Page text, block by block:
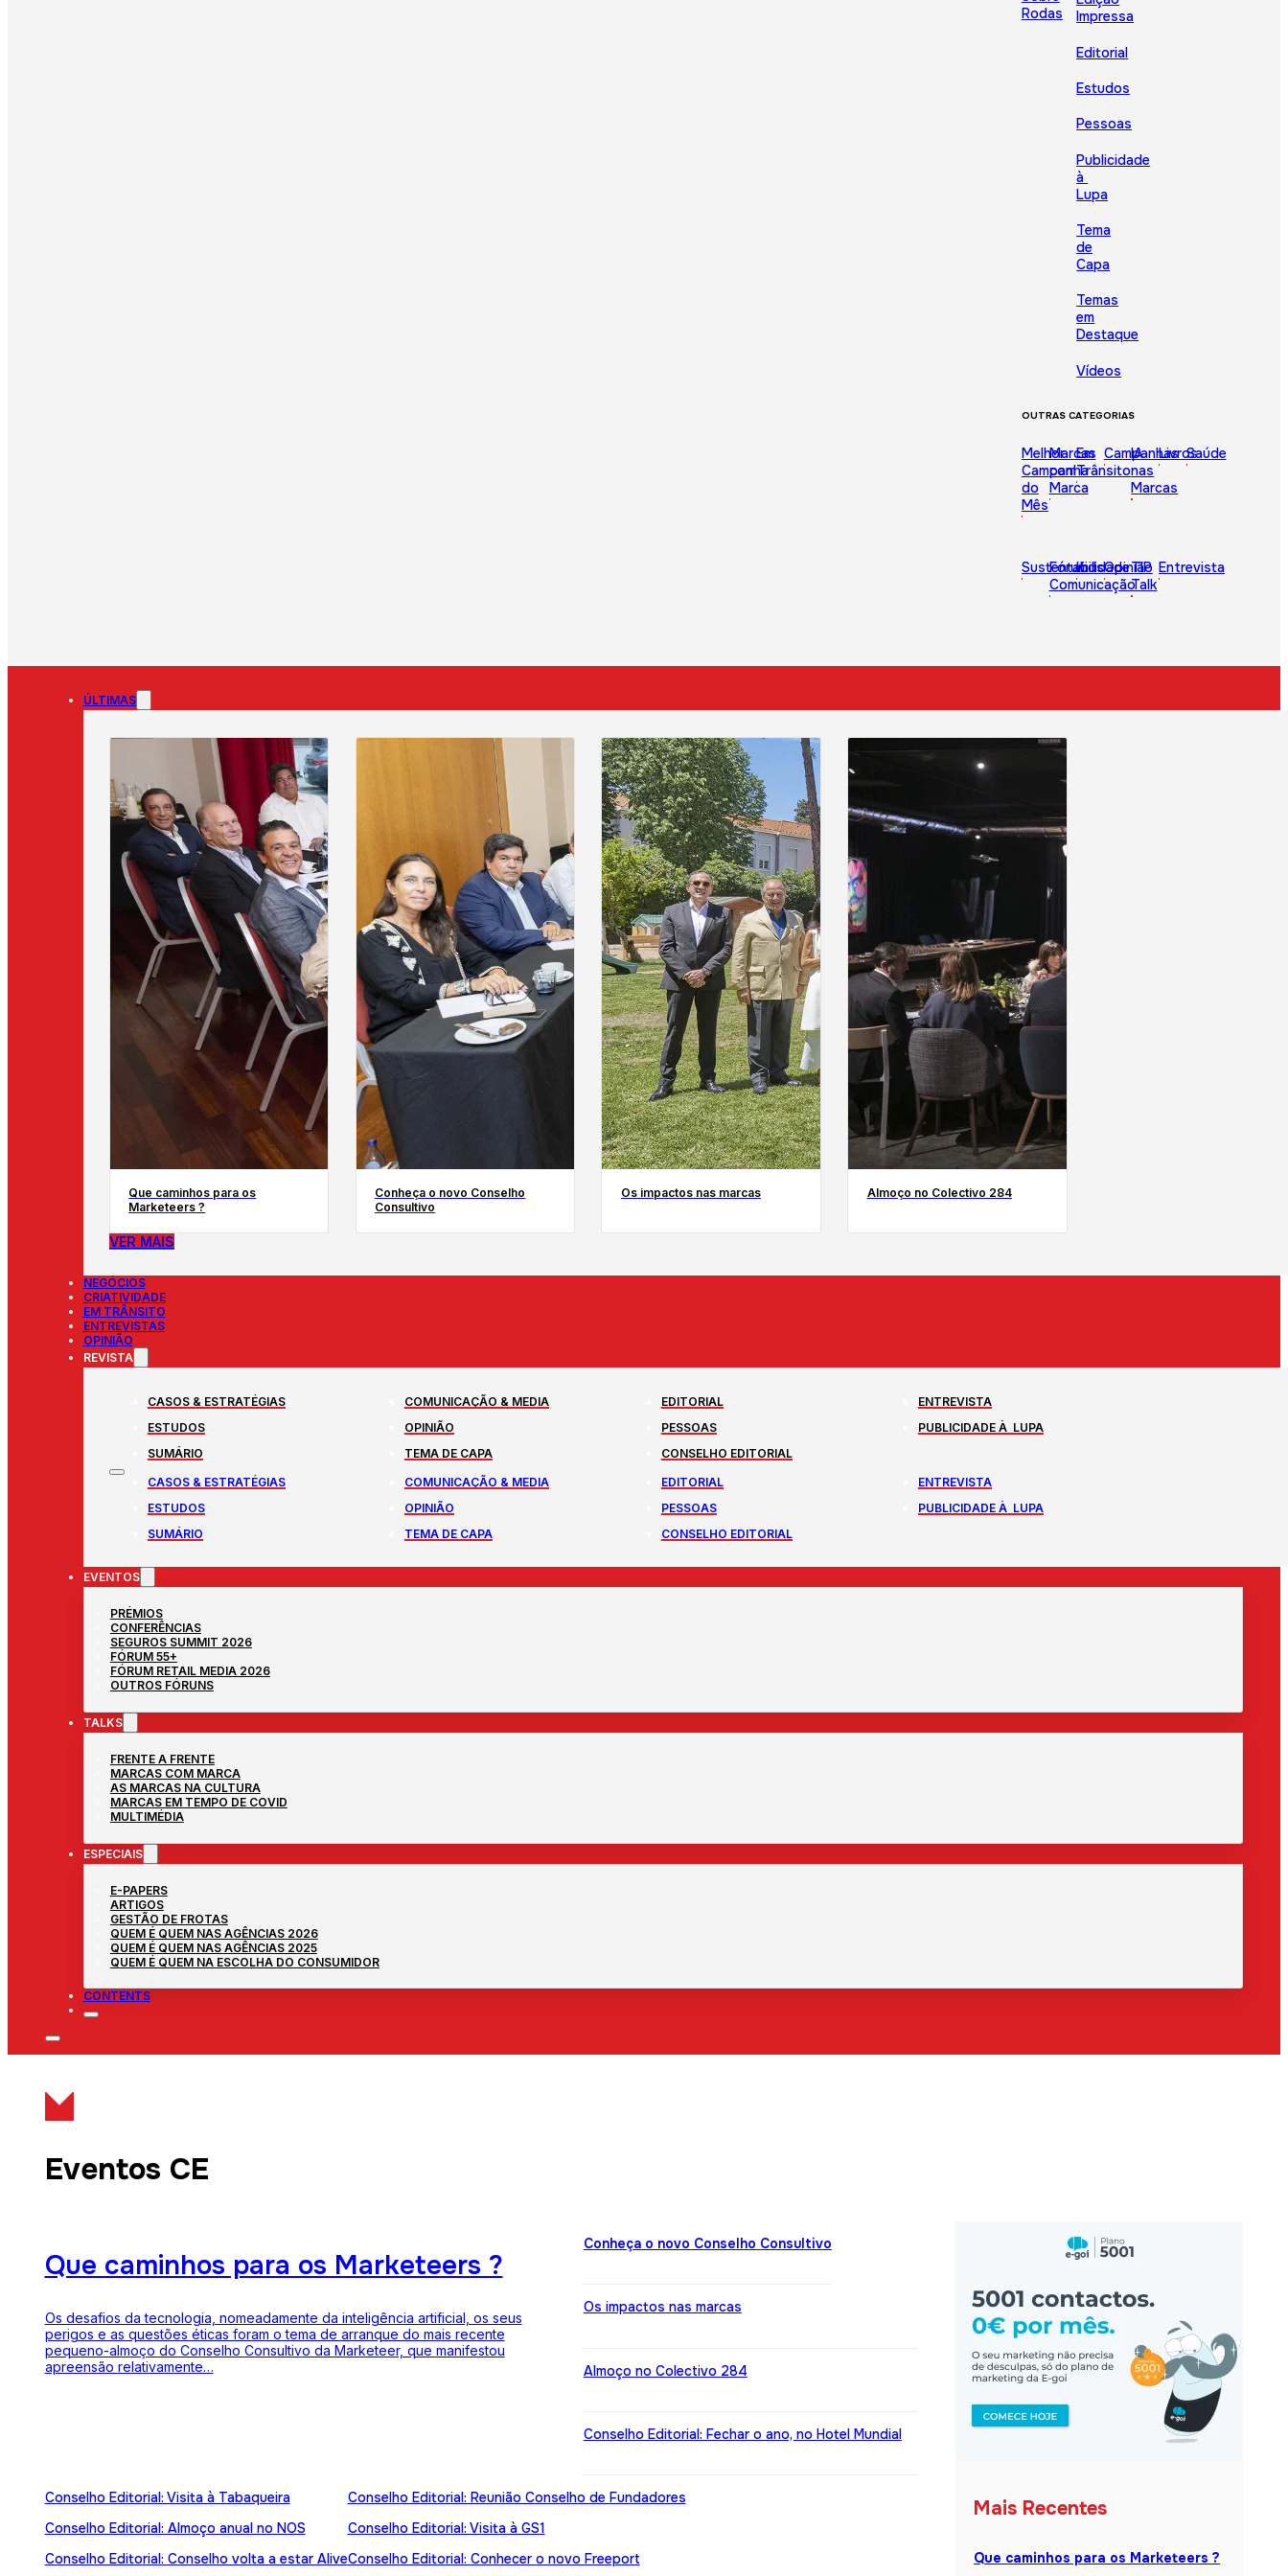
Rodas
Impressa
Editorial
Estudos
Pessoas
Publicidade
à
Lupa
Tema
de
Capa
Temas
em
Destaque
Vídeos
OUTRAS CATEGORIAS
Melhor
Campanha
do
Mês
Marcas
com
Marca
Em
Trânsito
Campanhas
IA
nas
Marcas
LivrosSaúde
Sustentabilidade
Fórum
Comunicação
KidsOpinião
TIP
Talk
Entrevista
ÚLTIMAS
Que caminhos para os
Marketeers ?
Conheça o novo Conselho
Consultivo
Os impactos nas marcas Almoço no Colectivo 284
VER MAIS
NEGÓCIOS
CRIATIVIDADE
EM TRÂNSITO
ENTREVISTAS
OPINIÃO
REVISTA
CASOS & ESTRATÉGIAS COMUNICAÇÃO & MEDIA EDITORIAL
ENTREVISTA
ESTUDOS
OPINIÃO PESSOAS
PUBLICIDADE À LUPA
SUMÁRIO
TEMA DE CAPA
CONSELHO EDITORIAL
CASOS & ESTRATÉGIAS
COMUNICAÇÃO & MEDIA EDITORIAL
ENTREVISTA
ESTUDOS
OPINIÃO PESSOAS
PUBLICIDADE À LUPA
SUMÁRIO
TEMA DE CAPA CONSELHO EDITORIAL
EVENTOS
PRÉMIOS
CONFERÊNCIAS
SEGUROS SUMMIT 2026
FÓRUM 55+
FÓRUM RETAIL MEDIA 2026
OUTROS FÓRUNS
TALKS
FRENTE A FRENTE
MARCAS COM MARCA
AS MARCAS NA CULTURA
MARCAS EM TEMPO DE COVID
MULTIMÉDIA
ESPECIAIS
E-PAPERS
ARTIGOS
GESTÃO DE FROTAS
QUEM É QUEM NAS AGÊNCIAS 2026
QUEM É QUEM NAS AGÊNCIAS 2025
QUEM É QUEM NA ESCOLHA DO CONSUMIDOR
CONTENTS
Eventos CE
Que caminhos para os Marketeers ?
Os desafios da tecnologia, nomeadamente da inteligência artificial, os seus
perigos e as questões éticas foram o tema de arranque do mais recente
pequeno-almoço do Conselho Consultivo da Marketeer, que manifestou
apreensão relativamente…
Conheça o novo Conselho Consultivo
Os impactos nas marcas
Almoço no Colectivo 284
Conselho Editorial: Fechar o ano, no Hotel Mundial
Conselho Editorial: Visita à Tabaqueira
Conselho Editorial: Almoço anual no NOS
Conselho Editorial: Conselho volta a estar Alive
Conselho Editorial: Reunião Conselho de Fundadores
Conselho Editorial: Visita à GS1
Conselho Editorial: Conhecer o novo Freeport
Mais Recentes
Que caminhos para os Marketeers ?